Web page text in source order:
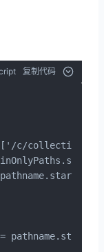
复制代码
c/